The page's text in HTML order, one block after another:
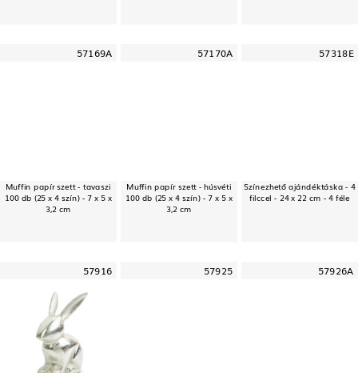
57169A
Muffin papír szett - tavaszi
100 db (25 x 4 szín) - 7 x 5 x
3,2 cm
57170A
Muffin papír szett - húsvéti
100 db (25 x 4 szín) - 7 x 5 x
3,2 cm
57318E
Színezhető ajándéktáska - 4
filccel - 24 x 22 cm - 4 féle
57916 57925 57926A